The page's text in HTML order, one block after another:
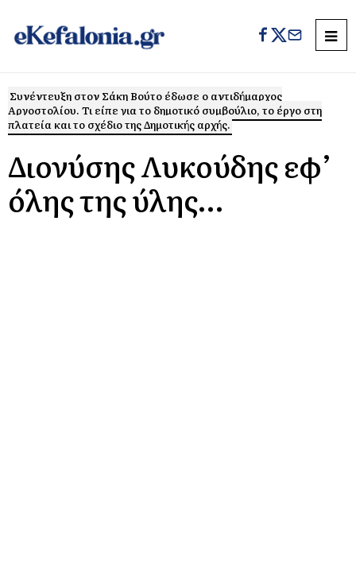
Συνέντευξη στον Σάκη Βούτο έδωσε ο αντιδήμαρχος
Αργοστολίου. Τι είπε για το δημοτικό συμβούλιο, το έργο στη
πλατεία και το σχέδιο της Δημοτικής αρχής.
Διονύσης Λυκούδης εφ’
όλης της ύλης…